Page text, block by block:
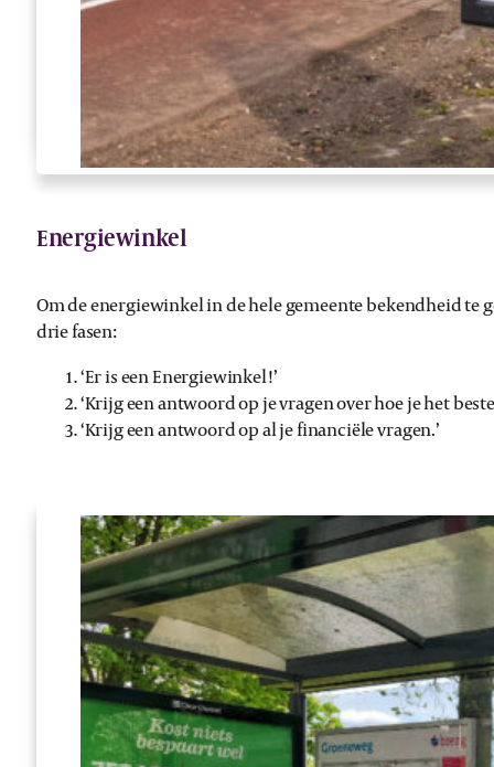
Energiewinkel
Om de energiewinkel in de hele gemeente bekendheid te
drie fasen:
‘Er is een Energiewinkel!’
‘Krijg een antwoord op je vragen over hoe je het
‘Krijg een antwoord op al je financiële vragen.’